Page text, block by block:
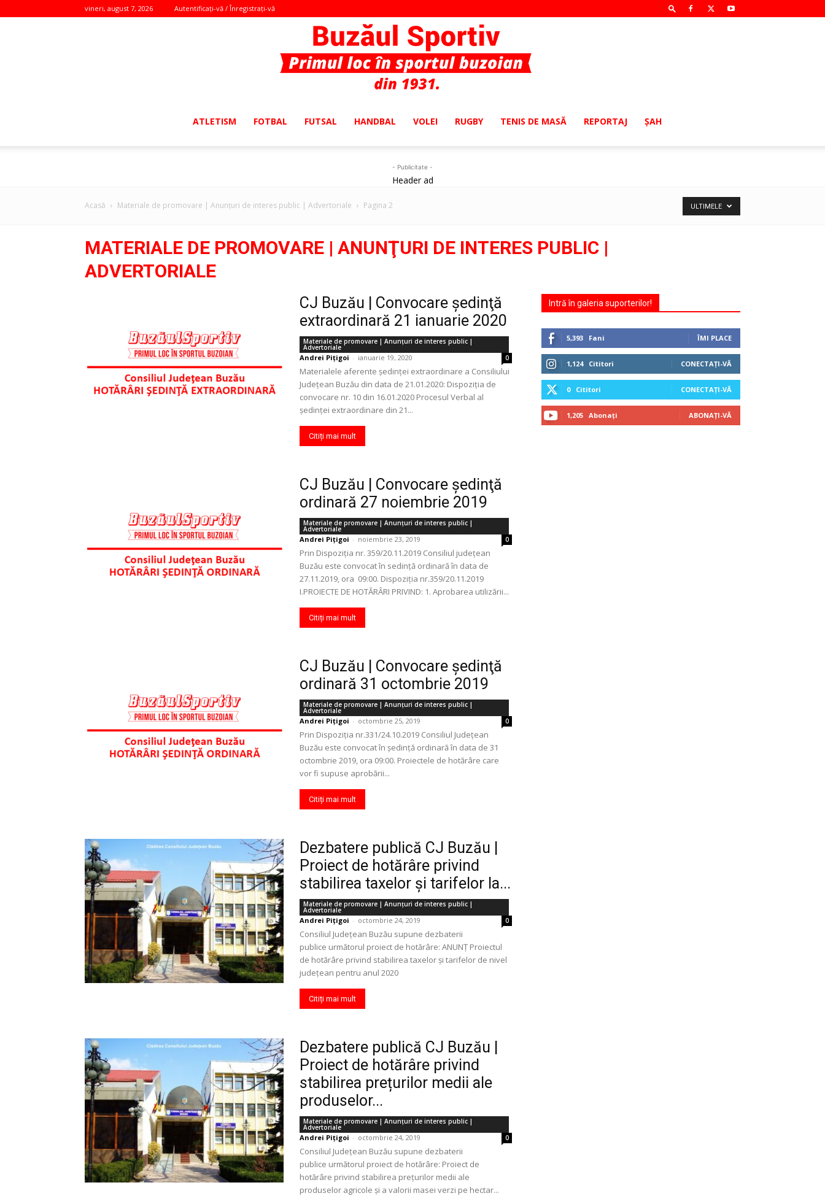
vineri, august 7, 2026 Autentificați-vă / Înregistrați-vă
ATLETISM FOTBAL FUTSAL HANDBAL VOLEI RUGBY TENIS DE MASĂ REPORTAJ ŞAH
- Publicitate -
Header ad
Acasă Materiale de promovare | Anunţuri de interes public | Advertoriale Pagina 2 ULTIMELE
MATERIALE DE PROMOVARE | ANUNŢURI DE INTERES PUBLIC |
ADVERTORIALE
CJ Buzău | Convocare şedinţă
extraordinară 21 ianuarie 2020
Materiale de promovare | Anunţuri de interes public |
Advertoriale
Andrei Pițigoi - ianuarie 19, 2020 0
Materialele aferente ședinței extraordinare a Consiliului
Județean Buzău din data de 21.01.2020: Dispoziția de
convocare nr. 10 din 16.01.2020 Procesul Verbal al
ședinței extraordinare din 21...
Citiți mai mult
CJ Buzău | Convocare şedinţă
ordinară 27 noiembrie 2019
Materiale de promovare | Anunţuri de interes public |
Advertoriale
Andrei Pițigoi - noiembrie 23, 2019 0
Prin Dispoziția nr. 359/20.11.2019 Consiliul județean
Buzău este convocat în sedință ordinară în data de
27.11.2019, ora 09:00. Dispoziția nr.359/20.11.2019
I.PROIECTE DE HOTĂRÂRI PRIVIND: 1. Aprobarea utilizării...
Citiți mai mult
CJ Buzău | Convocare şedinţă
ordinară 31 octombrie 2019
Materiale de promovare | Anunţuri de interes public |
Advertoriale
Andrei Pițigoi - octombrie 25, 2019 0
Prin Dispoziția nr.331/24.10.2019 Consiliul Județean
Buzău este convocat în ședință ordinară în data de 31
octombrie 2019, ora 09:00. Proiectele de hotărâre care
vor fi supuse aprobării...
Citiți mai mult
Dezbatere publică CJ Buzău |
Proiect de hotărâre privind
stabilirea taxelor şi tarifelor la...
Materiale de promovare | Anunţuri de interes public |
Advertoriale
Andrei Pițigoi - octombrie 24, 2019 0
Consiliul Județean Buzău supune dezbaterii
publice următorul proiect de hotărâre: ANUNȚ Proiectul
de hotărâre privind stabilirea taxelor și tarifelor de nivel
județean pentru anul 2020
Citiți mai mult
Dezbatere publică CJ Buzău |
Proiect de hotărâre privind
stabilirea prețurilor medii ale
produselor...
Materiale de promovare | Anunţuri de interes public |
Advertoriale
Andrei Pițigoi - octombrie 24, 2019 0
Consiliul Județean Buzău supune dezbaterii
publice următorul proiect de hotărâre: Proiect de
hotărâre privind stabilirea prețurilor medii ale
produselor agricole și a valorii masei verzi pe hectar...
Intră în galeria suporterilor!
5,393 Fani ÎMI PLACE
1,124 Cititori CONECTAȚI-VĂ
0 Cititori CONECTAȚI-VĂ
1,205 Abonați ABONAȚI-VĂ